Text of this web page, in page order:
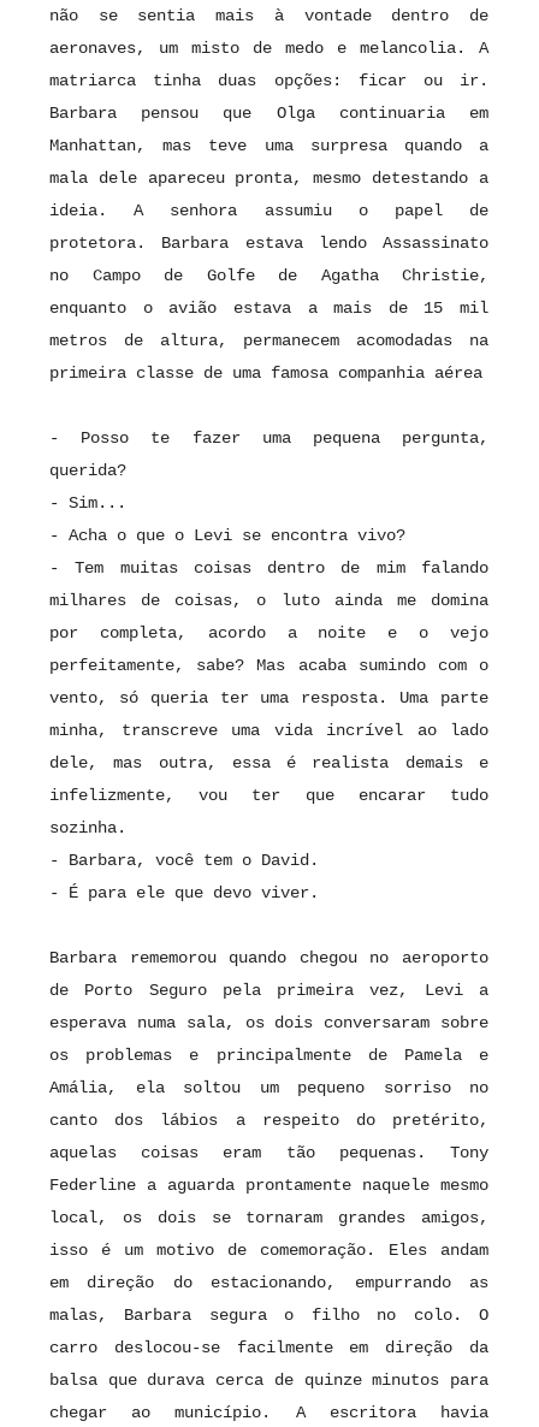
não se sentia mais à vontade dentro de
aeronaves, um misto de medo e melancolia. A
matriarca tinha duas opções: ficar ou ir.
Barbara pensou que Olga continuaria em
Manhattan, mas teve uma surpresa quando a
mala dele apareceu pronta, mesmo detestando a
ideia. A senhora assumiu o papel de
protetora. Barbara estava lendo Assassinato
no Campo de Golfe de Agatha Christie,
enquanto o avião estava a mais de 15 mil
metros de altura, permanecem acomodadas na
primeira classe de uma famosa companhia aérea
- Posso te fazer uma pequena pergunta,
querida?
- Sim...
- Acha o que o Levi se encontra vivo?
- Tem muitas coisas dentro de mim falando
milhares de coisas, o luto ainda me domina
por completa, acordo a noite e o vejo
perfeitamente, sabe? Mas acaba sumindo com o
vento, só queria ter uma resposta. Uma parte
minha, transcreve uma vida incrível ao lado
dele, mas outra, essa é realista demais e
infelizmente, vou ter que encarar tudo
sozinha.
- Barbara, você tem o David.
- É para ele que devo viver.
Barbara rememorou quando chegou no aeroporto
de Porto Seguro pela primeira vez, Levi a
esperava numa sala, os dois conversaram sobre
os problemas e principalmente de Pamela e
Amália, ela soltou um pequeno sorriso no
canto dos lábios a respeito do pretérito,
aquelas coisas eram tão pequenas. Tony
Federline a aguarda prontamente naquele mesmo
local, os dois se tornaram grandes amigos,
isso é um motivo de comemoração. Eles andam
em direção do estacionando, empurrando as
malas, Barbara segura o filho no colo. O
carro deslocou-se facilmente em direção da
balsa que durava cerca de quinze minutos para
chegar ao município. A escritora havia